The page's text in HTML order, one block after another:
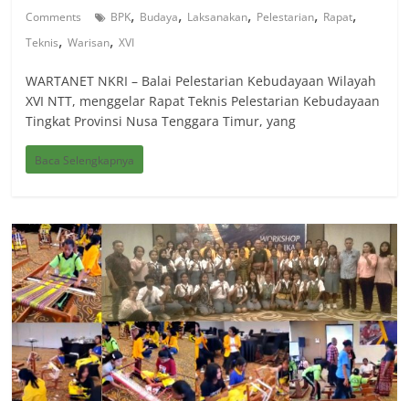
Comments
BPK, Budaya, Laksanakan, Pelestarian, Rapat,
Teknis,Warisan,XVI
WARTANET NKRI – Balai Pelestarian Kebudayaan Wilayah
XVI NTT, menggelar Rapat Teknis Pelestarian Kebudayaan
Tingkat Provinsi Nusa Tenggara Timur, yang
Baca Selengkapnya